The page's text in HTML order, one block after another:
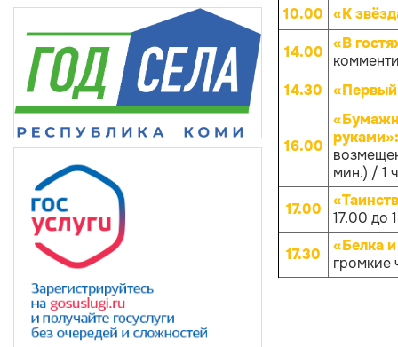
10.00 «К
14.00 «В
14.30
16.00
мин.) / 1
17.00
17.00 до
17.30
«Белка
громкие